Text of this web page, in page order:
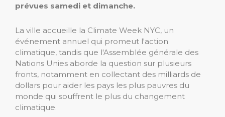
prévues samedi et dimanche.
La ville accueille la Climate Week NYC, un
événement annuel qui promeut l'action
climatique, tandis que l'Assemblée générale des
Nations Unies aborde la question sur plusieurs
fronts, notamment en collectant des milliards de
dollars pour aider les pays les plus pauvres du
monde qui souffrent le plus du changement
climatique.